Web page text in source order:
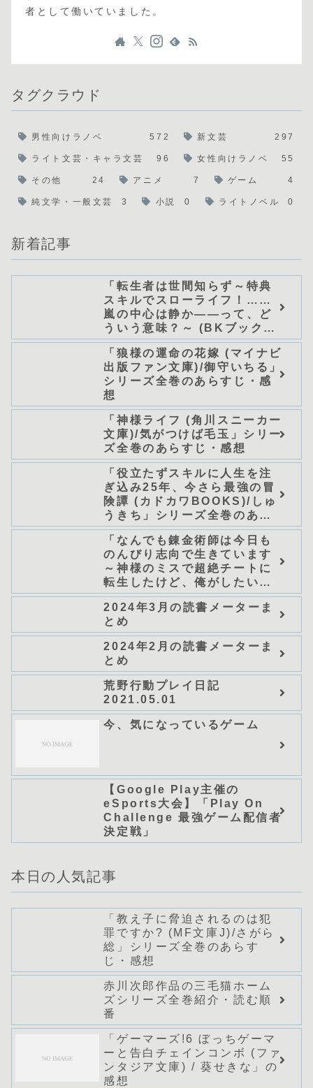
者として働いていました。
タグクラウド
男性向けラノベ 572 新文芸 297
ライト文芸・キャラ文芸 96 女性向けラノベ 55
その他 24 アニメ 7 ゲーム 4
純文学・一般文芸 3 小説 0 ライトノベル 0
新着記事
「転生者は世間知らず～特典
スキルでスローライフ！……
嵐の中心は静か――って、ど
ういう意味？～ (BKブック
ス)/唖鳴蝉」シリーズ全巻のあ
らすじ・感想
「狼様の運命の花嫁 (マイナビ
出版ファン文庫)/御守いちる」
シリーズ全巻のあらすじ・感
想
「神様ライフ (角川スニーカー
文庫)/気がつけば毛玉」シリー
ズ全巻のあらすじ・感想
「役立たずスキルに人生を注
ぎ込み25年、今さら最強の冒
険譚 (カドカワBOOKS)/しゅ
うきち」シリーズ全巻のあら
すじ・感想
「なんでも錬金術師は今日も
のんびり志向で生きています
～神様のミスで超絶チートに
転生したけど、俺がしたいの
は冒険じゃなくてホワイト商
会の立上げです～（グラスト
ノベルス） (グラスト
NOVELS)/可換環」シリーズ
全巻のあらすじ・感想
2024年3月の読書メーターま
とめ
2024年2月の読書メーターま
とめ
荒野行動プレイ日記
2021.05.01
今、気になっているゲーム
【Google Play主催の
eSports大会】「Play On
Challenge 最強ゲーム配信者
決定戦」
本日の人気記事
「教え子に脅迫されるのは犯
罪ですか? (MF文庫J)/さがら
総」シリーズ全巻のあらす
じ・感想
赤川次郎作品の三毛猫ホーム
ズシリーズ全巻紹介・読む順
番
「ゲーマーズ!6 ぼっちゲーマ
ーと告白チェインコンボ (ファ
ンタジア文庫) / 葵せきな」の
感想